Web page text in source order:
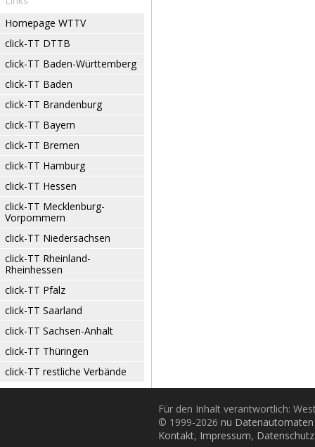
Homepage WTTV
click-TT DTTB
click-TT Baden-Württemberg
click-TT Baden
click-TT Brandenburg
click-TT Bayern
click-TT Bremen
click-TT Hamburg
click-TT Hessen
click-TT Mecklenburg-
Vorpommern
click-TT Niedersachsen
click-TT Rheinland-
Rheinhessen
click-TT Pfalz
click-TT Saarland
click-TT Sachsen-Anhalt
click-TT Thüringen
click-TT restliche Verbände
Für den Inhalt verantwortlich:
© 1999-2026 nu
Kontakt, Impressum, Datenschutz